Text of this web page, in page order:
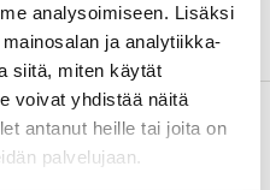
analysoimiseen. Lisäksi
ja analytiikka-
siitä, miten käytät
voivat yhdistää näitä
antanut heille tai joita on
palvelujaan.
Hämta